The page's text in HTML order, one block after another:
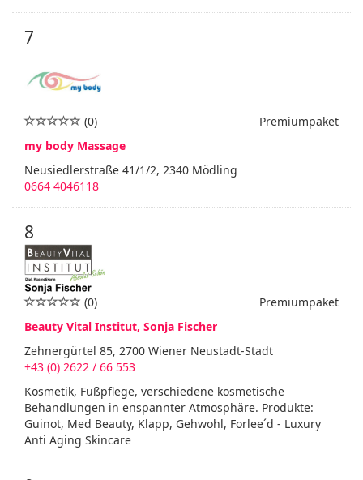
7
Premiumpaket
(0)
my body Massage
Neusiedlerstraße 41/1/2, 2340 Mödling
0664 4046118
8
Premiumpaket
(0)
Beauty Vital Institut, Sonja Fischer
Zehnergürtel 85, 2700 Wiener Neustadt-Stadt
+43 (0) 2622 / 66 553
Kosmetik, Fußpflege, verschiedene kosmetische
Behandlungen in enspannter Atmosphäre. Produkte:
Guinot, Med Beauty, Klapp, Gehwohl, Forlee´d - Luxury
Anti Aging Skincare